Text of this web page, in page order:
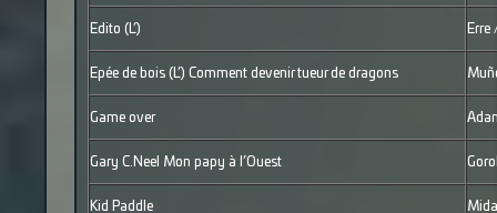
Edito (L’) Erre
Epée de bois (L’) Comment devenir tueur de dragons
Game over
Gary C.Neel Mon papy à l’Ouest
Kid Paddle